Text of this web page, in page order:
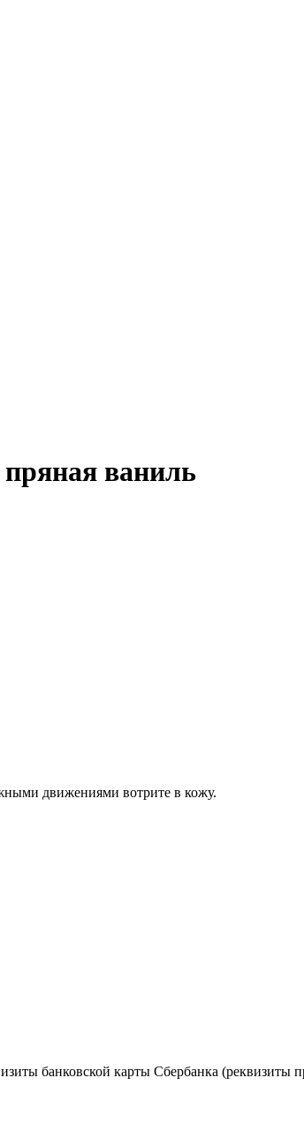
ваниль
движениями вотрите в кожу.
банковской карты Сбербанка (реквизиты